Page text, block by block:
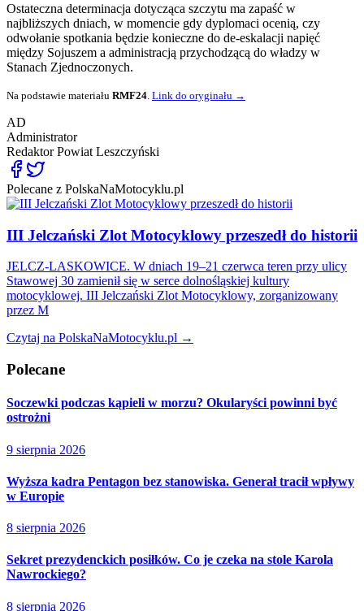
Ostateczna determinacja dotycząca szczytu ma zapaść w
najbliższych dniach, w momencie gdy dyplomaci ocenią, czy
odwołanie spotkania będzie konieczne do de-eskalacji napięć
między Sojuszem a administracją przychodzącą do władzy w
Stanach Zjednoczonych.
Na podstawie materiału RMF24 Link do oryginału →
AD
Administrator
RedaktorPowiat Leszczyński
Polecane z PolskaNaMotocyklu.pl
III Jelczański Zlot Motocyklowy przeszedł do historii
JELCZ-LASKOWICE. W dniach 19–21 czerwca teren przy ulicy
Stawowej 30 zamienił się w serce dolnośląskiej kultury
motocyklowej. III Jelczański Zlot Motocyklowy, zorganizowany
przez M
Czytaj na PolskaNaMotocyklu.pl →
Polecane
Soczewki podczas kąpieli w morzu? Okularyści powinni być
ostrożni
9 sierpnia 2026
Wyższa kadra Pentagon bez stanowiska. Generał tracił wpływy
w Europie
8 sierpnia 2026
Sekret prezydenckich posiłków. Co je czeka na stole Karola
Nawrockiego?
8 sierpnia 2026